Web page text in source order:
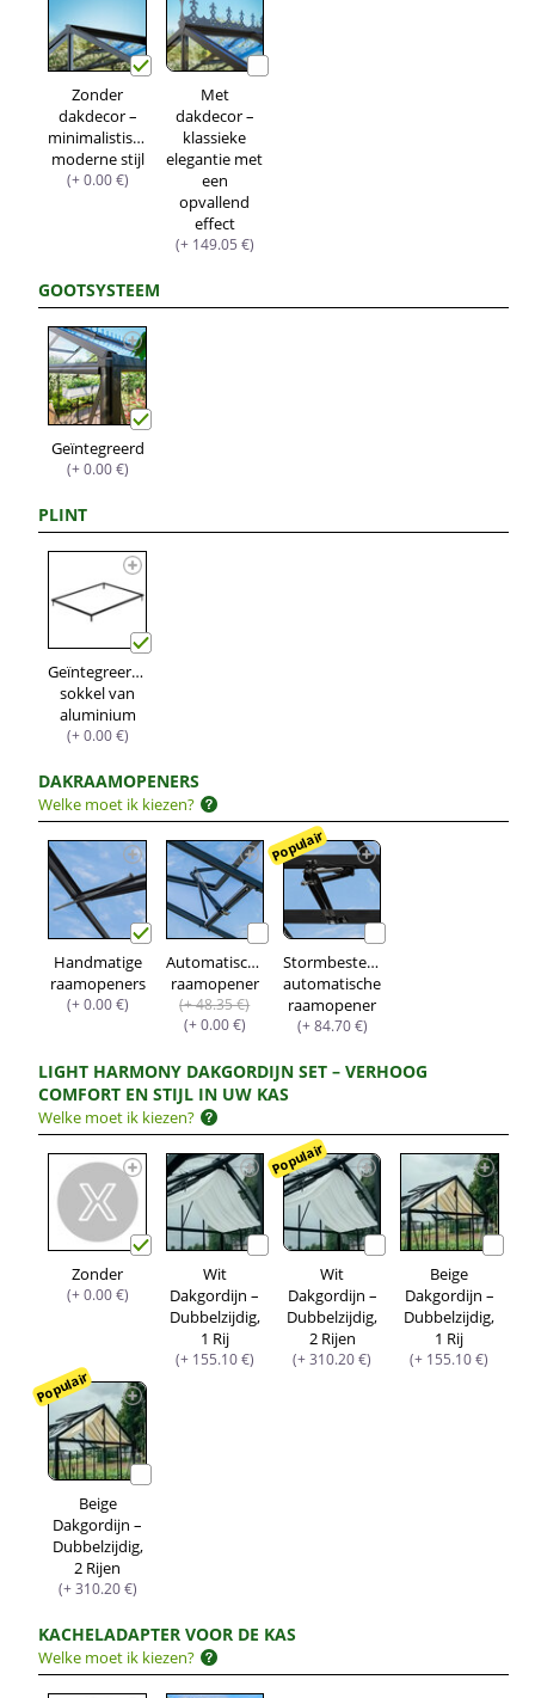
Zonder
dakdecor –
minimalistische,
moderne stijl
(+ 0.00 €)
Met
dakdecor –
klassieke
elegantie met
een
opvallend
effect
(+ 149.05 €)
GOOTSYSTEEM
Geïntegreerd
(+ 0.00 €)
PLINT
Geïntegreerde
sokkel van
aluminium
(+ 0.00 €)
DAKRAAMOPENERS
Welke moet ik kiezen?
Handmatige
raamopeners
(+ 0.00 €)
Automatische
raamopener
(+ 48.35 €)
(+ 0.00 €)
Stormbestendige
automatische
raamopener
(+ 84.70 €)
Populair
LIGHT HARMONY DAKGORDIJN SET – VERHOOG
COMFORT EN STIJL IN UW KAS
Welke moet ik kiezen?
Zonder
(+ 0.00 €)
Wit
Dakgordijn –
Dubbelzijdig,
1 Rij
(+ 155.10 €)
Wit
Dakgordijn –
Dubbelzijdig,
2 Rijen
(+ 310.20 €)
Populair
Beige
Dakgordijn –
Dubbelzijdig,
1 Rij
(+ 155.10 €)
Beige
Dakgordijn –
Dubbelzijdig,
2 Rijen
(+ 310.20 €)
Populair
KACHELADAPTER VOOR DE KAS
Welke moet ik kiezen?